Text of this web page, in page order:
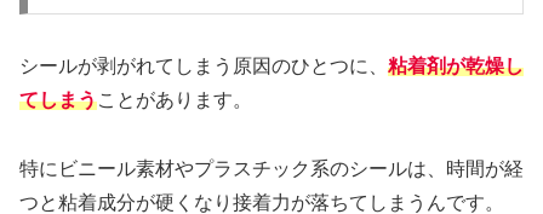
シールが剥がれてしまう原因のひとつに、 粘着剤が乾燥し
てしまうことがあります。
特にビニール素材やプラスチック系のシールは、時間が経
つと粘着成分が硬くなり接着力が落ちてしまうんです。